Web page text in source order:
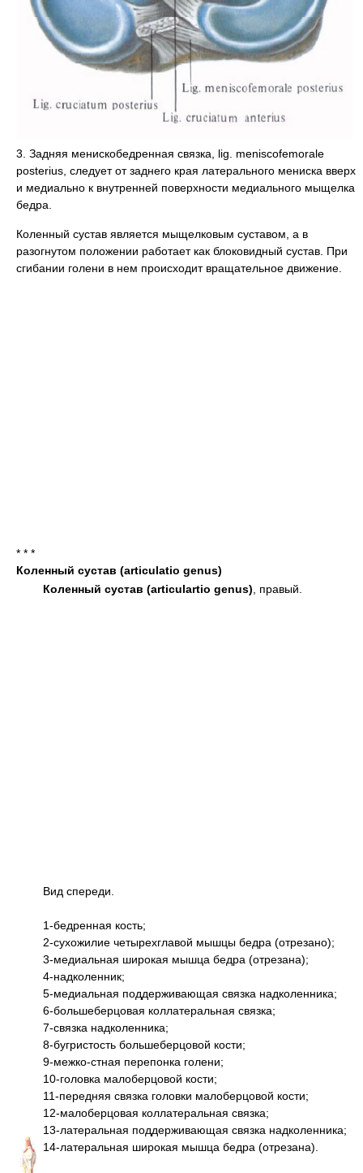
3. Задняя менискобедренная связка, lig. meniscofemorale
posterius, следует от заднего края латерального мениска вверх
и медиально к внутренней поверхности медиального мыщелка
бедра.
Коленный сустав является мыщелковым суставом, а в
разогнутом положении работает как блоковидный сустав. При
сгибании голени в нем происходит вращательное движение.
* * *
Коленный сустав (articulatio genus)
Коленный сустав (articulartio genus) , правый.
Вид спереди.
1-бедренная кость;
2-сухожилие четырехглавой мышцы бедра (отрезано);
3-медиальная широкая мышца бедра (отрезана);
4-надколенник;
5-медиальная поддерживающая связка надколенника;
6-большеберцовая коллатеральная связка;
7-связка надколенника;
8-бугристость большеберцовой кости;
9-межко-стная перепонка голени;
10-головка малоберцовой кости;
11-передняя связка головки малоберцовой кости;
12-малоберцовая коллатеральная связка;
13-латеральная поддерживающая связка надколенника;
14-латеральная широкая мышца бедра (отрезана).